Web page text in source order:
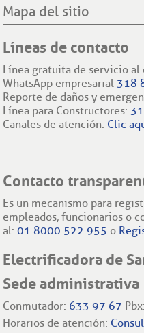
Mapa del sitio
Líneas de contacto
Línea gratuita de servicio
WhatsApp empresarial 318
Reporte de daños y
Línea para Constructores:
Canales de atención: Clic
Contacto
Es un mecanismo para
empleados, funcionarios o
al:01 8000 522 955 o
Electrificadora de
Sede administrativa
Conmutador: 633 97 67 Pbx:
Horarios de atención: